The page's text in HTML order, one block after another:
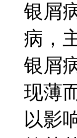
银屑
病，
银屑
现薄
以影